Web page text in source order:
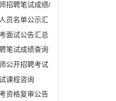
招聘笔试成绩/
员名单公示汇
面试公告汇总
笔试成绩查询
公开招聘考试
课程咨询
资格复审公告